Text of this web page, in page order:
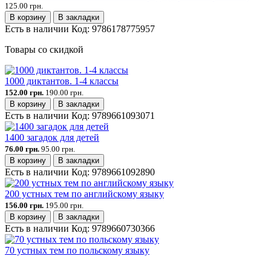
125.00 грн.
В корзину
В закладки
Есть в наличии Код: 9786178775957
Товары со скидкой
1000 диктантов. 1-4 классы
152.00 грн. 190.00 грн.
В корзину
В закладки
Есть в наличии Код: 9789661093071
1400 загадок для детей
76.00 грн. 95.00 грн.
В корзину
В закладки
Есть в наличии Код: 9789661092890
200 устных тем по английскому языку
156.00 грн. 195.00 грн.
В корзину
В закладки
Есть в наличии Код: 9789660730366
70 устных тем по польскому языку